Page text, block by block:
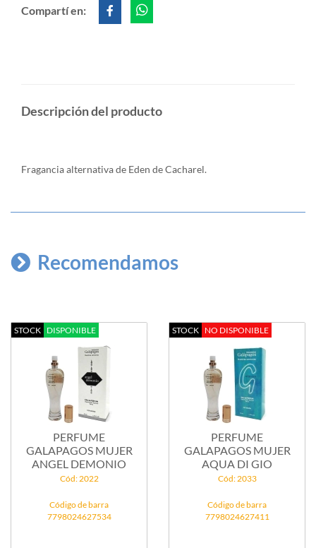
Compartí en:
Descripción del producto
Fragancia alternativa de Eden de Cacharel.
Recomendamos
STOCK DISPONIBLE
PERFUME
GALAPAGOS MUJER
ANGEL DEMONIO
Cód: 2022
Código de barra
7798024627534
STOCK NO DISPONIBLE
PERFUME
GALAPAGOS MUJER
AQUA DI GIO
Cód: 2033
Código de barra
7798024627411